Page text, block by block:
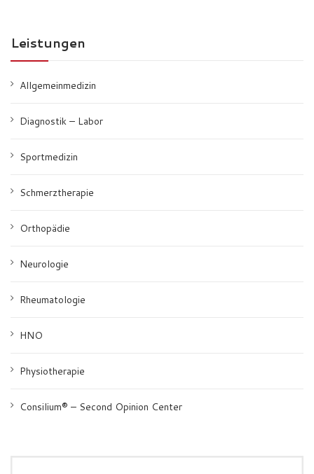
Leistungen
Allgemeinmedizin
Diagnostik – Labor
Sportmedizin
Schmerztherapie
Orthopädie
Neurologie
Rheumatologie
HNO
Physiotherapie
Consilium® – Second Opinion Center